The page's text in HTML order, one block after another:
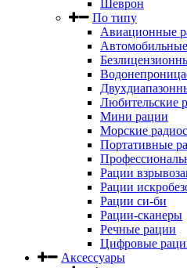
Шеврон
По типу
Авиационные
Любительские
Мини рации
Морские
Портативные
Рации
Рации
Рации си-би
Рации-сканеры
Речные рации
Цифровые
Аксессуары